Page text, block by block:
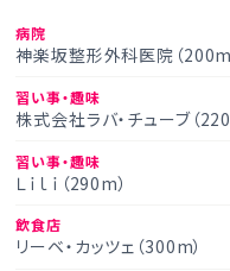
病院
神楽坂整形外科医院（200m
習い事・趣味
株式会社ラバ・チューブ（
習い事・趣味
Ｌｉｌｉ（290m）
飲食店
リーベ・カッツェ（300m）